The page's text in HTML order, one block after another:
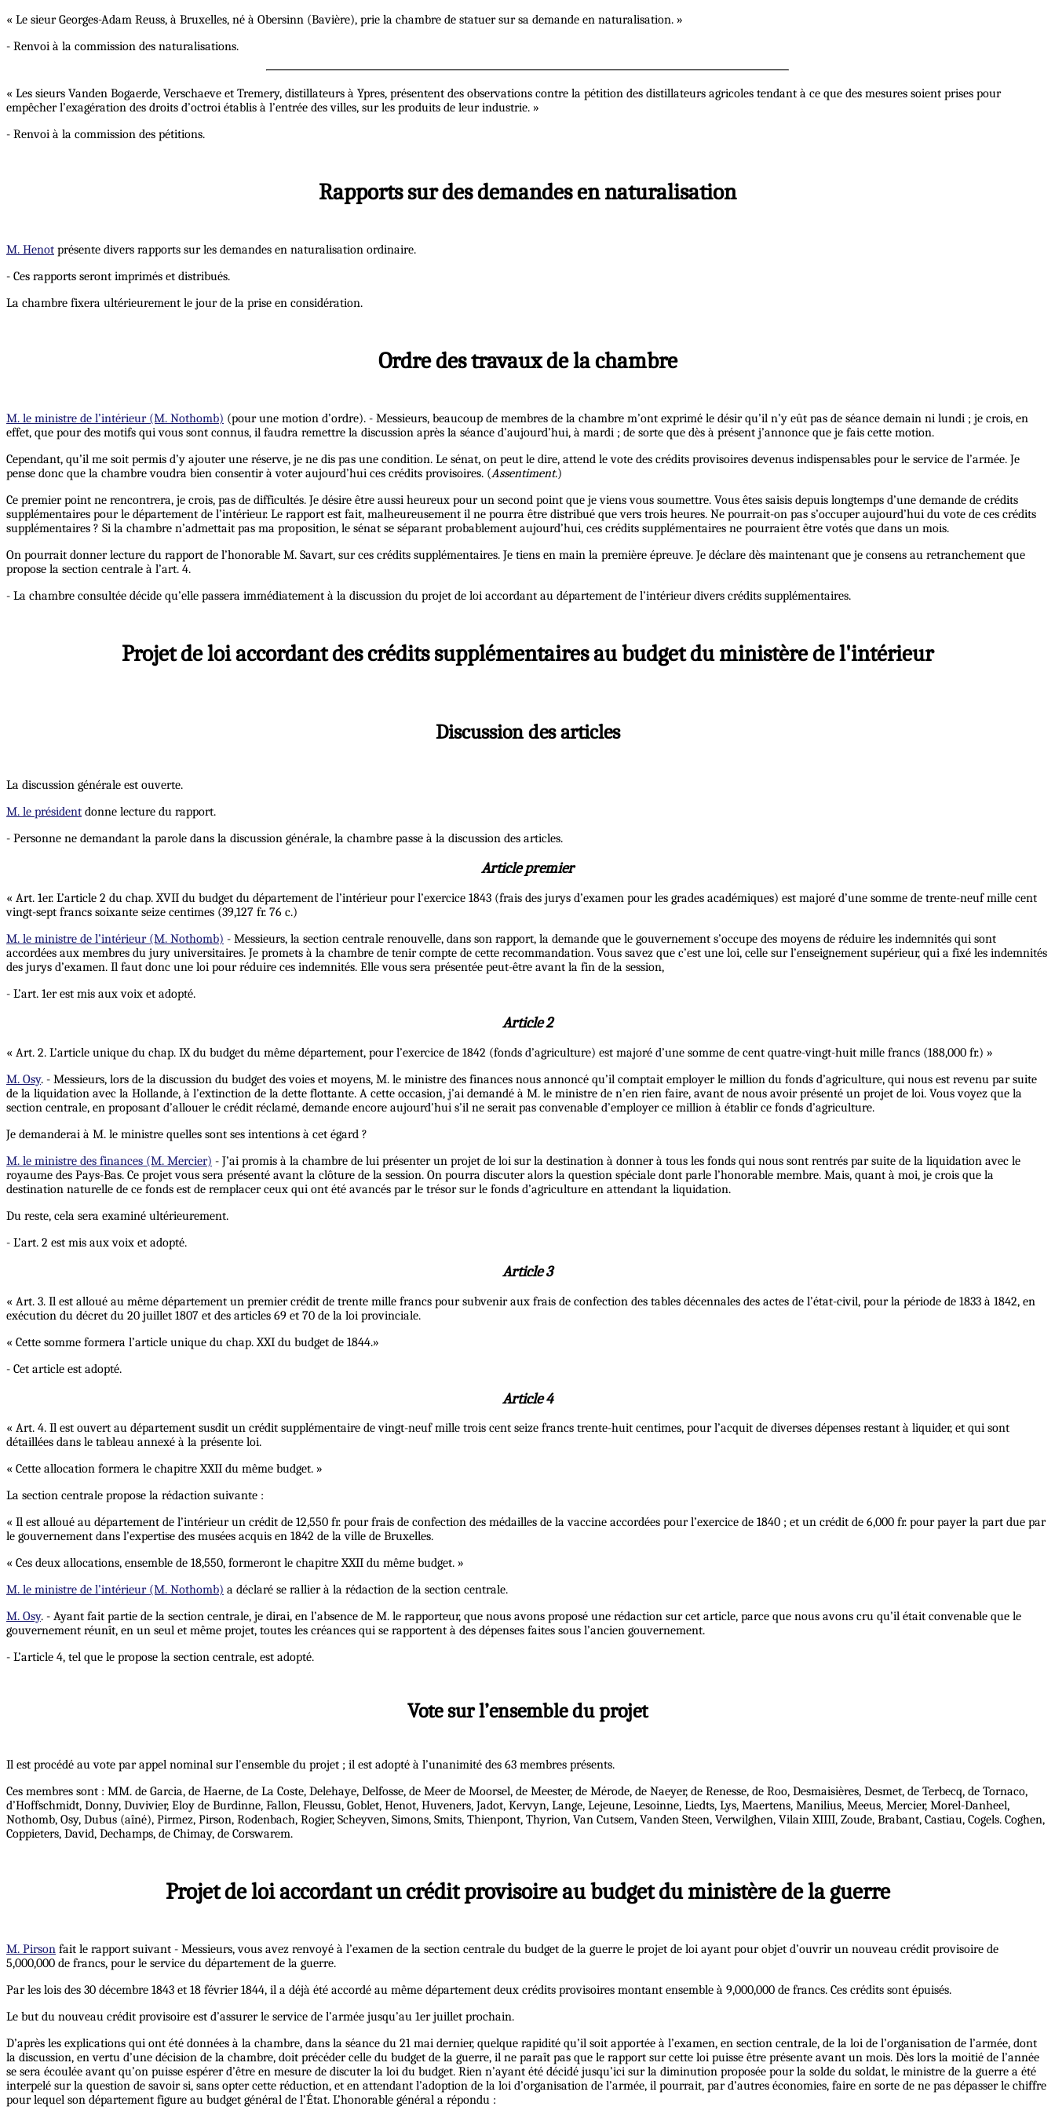
« Le sieur Georges-Adam Reuss, à Bruxelles, né à Obersinn (Bavière), prie la chambre de statuer sur sa demande en naturalisation. »
- Renvoi à la commission des naturalisations.
« Les sieurs Vanden Bogaerde, Verschaeve et Tremery, distillateurs à Ypres, présentent des observations contre la pétition des distillateurs agricoles tendant à ce que des mesures soient prises pour
empêcher l’exagération des droits d’octroi établis à l’entrée des villes, sur les produits de leur industrie. »
- Renvoi à la commission des pétitions.
Rapports sur des demandes en naturalisation
M. Henot présente divers rapports sur les demandes en naturalisation ordinaire.
- Ces rapports seront imprimés et distribués.
La chambre fixera ultérieurement le jour de la prise en considération.
Ordre des travaux de la chambre
M. le ministre de l’intérieur (M. Nothomb) (pour une motion d’ordre). - Messieurs, beaucoup de membres de la chambre m’ont exprimé le désir qu’il n’y eût pas de séance demain ni lundi ; je crois, en
effet, que pour des motifs qui vous sont connus, il faudra remettre la discussion après la séance d’aujourd’hui, à mardi ; de sorte que dès à présent j’annonce que je fais cette motion.
Cependant, qu’il me soit permis d’y ajouter une réserve, je ne dis pas une condition. Le sénat, on peut le dire, attend le vote des crédits provisoires devenus indispensables pour le service de l’armée. Je
pense donc que la chambre voudra bien consentir à voter aujourd’hui ces crédits provisoires. (Assentiment.)
Ce premier point ne rencontrera, je crois, pas de difficultés. Je désire être aussi heureux pour un second point que je viens vous soumettre. Vous êtes saisis depuis longtemps d’une demande de crédits
supplémentaires pour le département de l’intérieur. Le rapport est fait, malheureusement il ne pourra être distribué que vers trois heures. Ne pourrait-on pas s’occuper aujourd’hui du vote de ces crédits
supplémentaires ? Si la chambre n’admettait pas ma proposition, le sénat se séparant probablement aujourd’hui, ces crédits supplémentaires ne pourraient être votés que dans un mois.
On pourrait donner lecture du rapport de l’honorable M. Savart, sur ces crédits supplémentaires. Je tiens en main la première épreuve. Je déclare dès maintenant que je consens au retranchement que
propose la section centrale à l’art. 4.
- La chambre consultée décide qu’elle passera immédiatement à la discussion du projet de loi accordant au département de l’intérieur divers crédits supplémentaires.
Projet de loi accordant des crédits supplémentaires au budget du ministère de l'intérieur
Discussion des articles
La discussion générale est ouverte.
M. le président donne lecture du rapport.
- Personne ne demandant la parole dans la discussion générale, la chambre passe à la discussion des articles.
Article premier
« Art. 1er. L’article 2 du chap. XVII du budget du département de l’intérieur pour l’exercice 1843 (frais des jurys d’examen pour les grades académiques) est majoré d’une somme de trente-neuf mille cent
vingt-sept francs soixante seize centimes (39,127 fr. 76 c.)
M. le ministre de l’intérieur (M. Nothomb) - Messieurs, la section centrale renouvelle, dans son rapport, la demande que le gouvernement s’occupe des moyens de réduire les indemnités qui sont
accordées aux membres du jury universitaires. Je promets à la chambre de tenir compte de cette recommandation. Vous savez que c’est une loi, celle sur l’enseignement supérieur, qui a fixé les indemnités
des jurys d’examen. Il faut donc une loi pour réduire ces indemnités. Elle vous sera présentée peut-être avant la fin de la session,
- L’art. 1er est mis aux voix et adopté.
Article 2
« Art. 2. L’article unique du chap. IX du budget du même département, pour l’exercice de 1842 (fonds d’agriculture) est majoré d’une somme de cent quatre-vingt-huit mille francs (188,000 fr.) »
M. Osy. - Messieurs, lors de la discussion du budget des voies et moyens, M. le ministre des finances nous annoncé qu’il comptait employer le million du fonds d’agriculture, qui nous est revenu par suite
de la liquidation avec la Hollande, à l’extinction de la dette flottante. A cette occasion, j’ai demandé à M. le ministre de n’en rien faire, avant de nous avoir présenté un projet de loi. Vous voyez que la
section centrale, en proposant d’allouer le crédit réclamé, demande encore aujourd’hui s’il ne serait pas convenable d’employer ce million à établir ce fonds d’agriculture.
Je demanderai à M. le ministre quelles sont ses intentions à cet égard ?
M. le ministre des finances (M. Mercier) - J’ai promis à la chambre de lui présenter un projet de loi sur la destination à donner à tous les fonds qui nous sont rentrés par suite de la liquidation avec le
royaume des Pays-Bas. Ce projet vous sera présenté avant la clôture de la session. On pourra discuter alors la question spéciale dont parle l’honorable membre. Mais, quant à moi, je crois que la
destination naturelle de ce fonds est de remplacer ceux qui ont été avancés par le trésor sur le fonds d’agriculture en attendant la liquidation.
Du reste, cela sera examiné ultérieurement.
- L’art. 2 est mis aux voix et adopté.
Article 3
« Art. 3. Il est alloué au même département un premier crédit de trente mille francs pour subvenir aux frais de confection des tables décennales des actes de l’état-civil, pour la période de 1833 à 1842, en
exécution du décret du 20 juillet 1807 et des articles 69 et 70 de la loi provinciale.
« Cette somme formera l’article unique du chap. XXI du budget de 1844.»
- Cet article est adopté.
Article 4
« Art. 4. Il est ouvert au département susdit un crédit supplémentaire de vingt-neuf mille trois cent seize francs trente-huit centimes, pour l’acquit de diverses dépenses restant à liquider, et qui sont
détaillées dans le tableau annexé à la présente loi.
« Cette allocation formera le chapitre XXII du même budget. »
La section centrale propose la rédaction suivante :
« Il est alloué au département de l’intérieur un crédit de 12,550 fr. pour frais de confection des médailles de la vaccine accordées pour l’exercice de 1840 ; et un crédit de 6,000 fr. pour payer la part due par
le gouvernement dans l’expertise des musées acquis en 1842 de la ville de Bruxelles.
« Ces deux allocations, ensemble de 18,550, formeront le chapitre XXII du même budget. »
M. le ministre de l’intérieur (M. Nothomb) a déclaré se rallier à la rédaction de la section centrale.
M. Osy. - Ayant fait partie de la section centrale, je dirai, en l’absence de M. le rapporteur, que nous avons proposé une rédaction sur cet article, parce que nous avons cru qu’il était convenable que le
gouvernement réunît, en un seul et même projet, toutes les créances qui se rapportent à des dépenses faites sous l’ancien gouvernement.
- L’article 4, tel que le propose la section centrale, est adopté.
Vote sur l’ensemble du projet
Il est procédé au vote par appel nominal sur l’ensemble du projet ; il est adopté à l’unanimité des 63 membres présents.
Ces membres sont : MM. de Garcia, de Haerne, de La Coste, Delehaye, Delfosse, de Meer de Moorsel, de Meester, de Mérode, de Naeyer, de Renesse, de Roo, Desmaisières, Desmet, de Terbecq, de Tornaco,
d’Hoffschmidt, Donny, Duvivier, Eloy de Burdinne, Fallon, Fleussu, Goblet, Henot, Huveners, Jadot, Kervyn, Lange, Lejeune, Lesoinne, Liedts, Lys, Maertens, Manilius, Meeus, Mercier, Morel-Danheel,
Nothomb, Osy, Dubus (aîné), Pirmez, Pirson, Rodenbach, Rogier, Scheyven, Simons, Smits, Thienpont, Thyrion, Van Cutsem, Vanden Steen, Verwilghen, Vilain XIIII, Zoude, Brabant, Castiau, Cogels. Coghen,
Coppieters, David, Dechamps, de Chimay, de Corswarem.
Projet de loi accordant un crédit provisoire au budget du ministère de la guerre
M. Pirson fait le rapport suivant - Messieurs, vous avez renvoyé à l’examen de la section centrale du budget de la guerre le projet de loi ayant pour objet d’ouvrir un nouveau crédit provisoire de
5,000,000 de francs, pour le service du département de la guerre.
Par les lois des 30 décembre 1843 et 18 février 1844, il a déjà été accordé au même département deux crédits provisoires montant ensemble à 9,000,000 de francs. Ces crédits sont épuisés.
Le but du nouveau crédit provisoire est d’assurer le service de l’armée jusqu’au 1er juillet prochain.
D’après les explications qui ont été données à la chambre, dans la séance du 21 mai dernier, quelque rapidité qu’il soit apportée à l’examen, en section centrale, de la loi de l’organisation de l’armée, dont
la discussion, en vertu d’une décision de la chambre, doit précéder celle du budget de la guerre, il ne paraît pas que le rapport sur cette loi puisse être présente avant un mois. Dès lors la moitié de l’année
se sera écoulée avant qu’on puisse espérer d’être en mesure de discuter la loi du budget. Rien n’ayant été décidé jusqu’ici sur la diminution proposée pour la solde du soldat, le ministre de la guerre a été
interpelé sur la question de savoir si, sans opter cette réduction, et en attendant l’adoption de la loi d’organisation de l’armée, il pourrait, par d’autres économies, faire en sorte de ne pas dépasser le chiffre
pour lequel son département figure au budget général de l’État. L’honorable général a répondu :